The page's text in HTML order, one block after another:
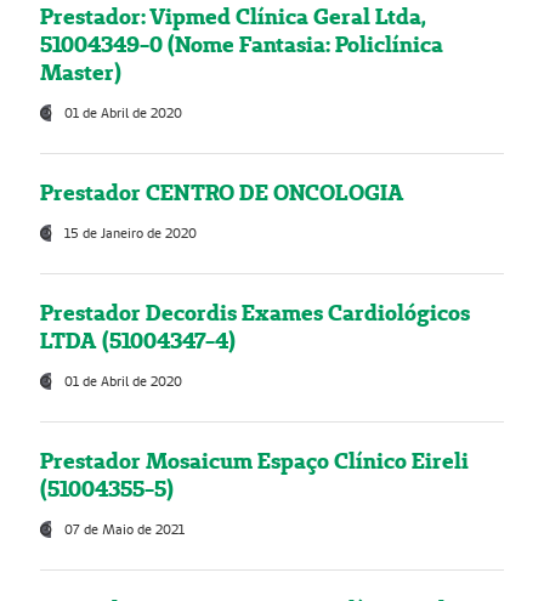
Prestador: Vipmed Clínica Geral Ltda,
51004349-0 (Nome Fantasia: Policlínica
Master)
01 de Abril de 2020
Prestador CENTRO DE ONCOLOGIA
15 de Janeiro de 2020
Prestador Decordis Exames Cardiológicos
LTDA (51004347-4)
01 de Abril de 2020
Prestador Mosaicum Espaço Clínico Eireli
(51004355-5)
07 de Maio de 2021